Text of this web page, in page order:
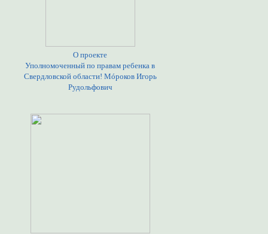
О проекте
Уполномоченный по правам ребенка в
Свердловской области! Мóроков Игорь
Рудольфович